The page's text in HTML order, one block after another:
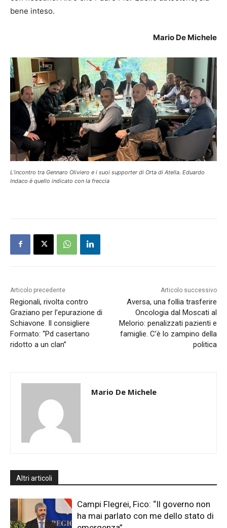
bene inteso.
Mario De Michele
L’incontro tra Gennaro Oliviero e i suoi supporter di Orta di Atella. Eduardo
Indaco è quello indicato con la freccia
Articolo precedente
Regionali, rivolta contro
Graziano per l’epurazione di
Schiavone. Il consigliere
Formato: “Pd casertano
ridotto a un clan”
Articolo successivo
Aversa, una follia trasferire
Oncologia dal Moscati al
Melorio: penalizzati pazienti e
famiglie. C’è lo zampino della
politica
Mario De Michele
Altri articoli
Campi Flegrei, Fico: “Il governo non
ha mai parlato con me dello stato di